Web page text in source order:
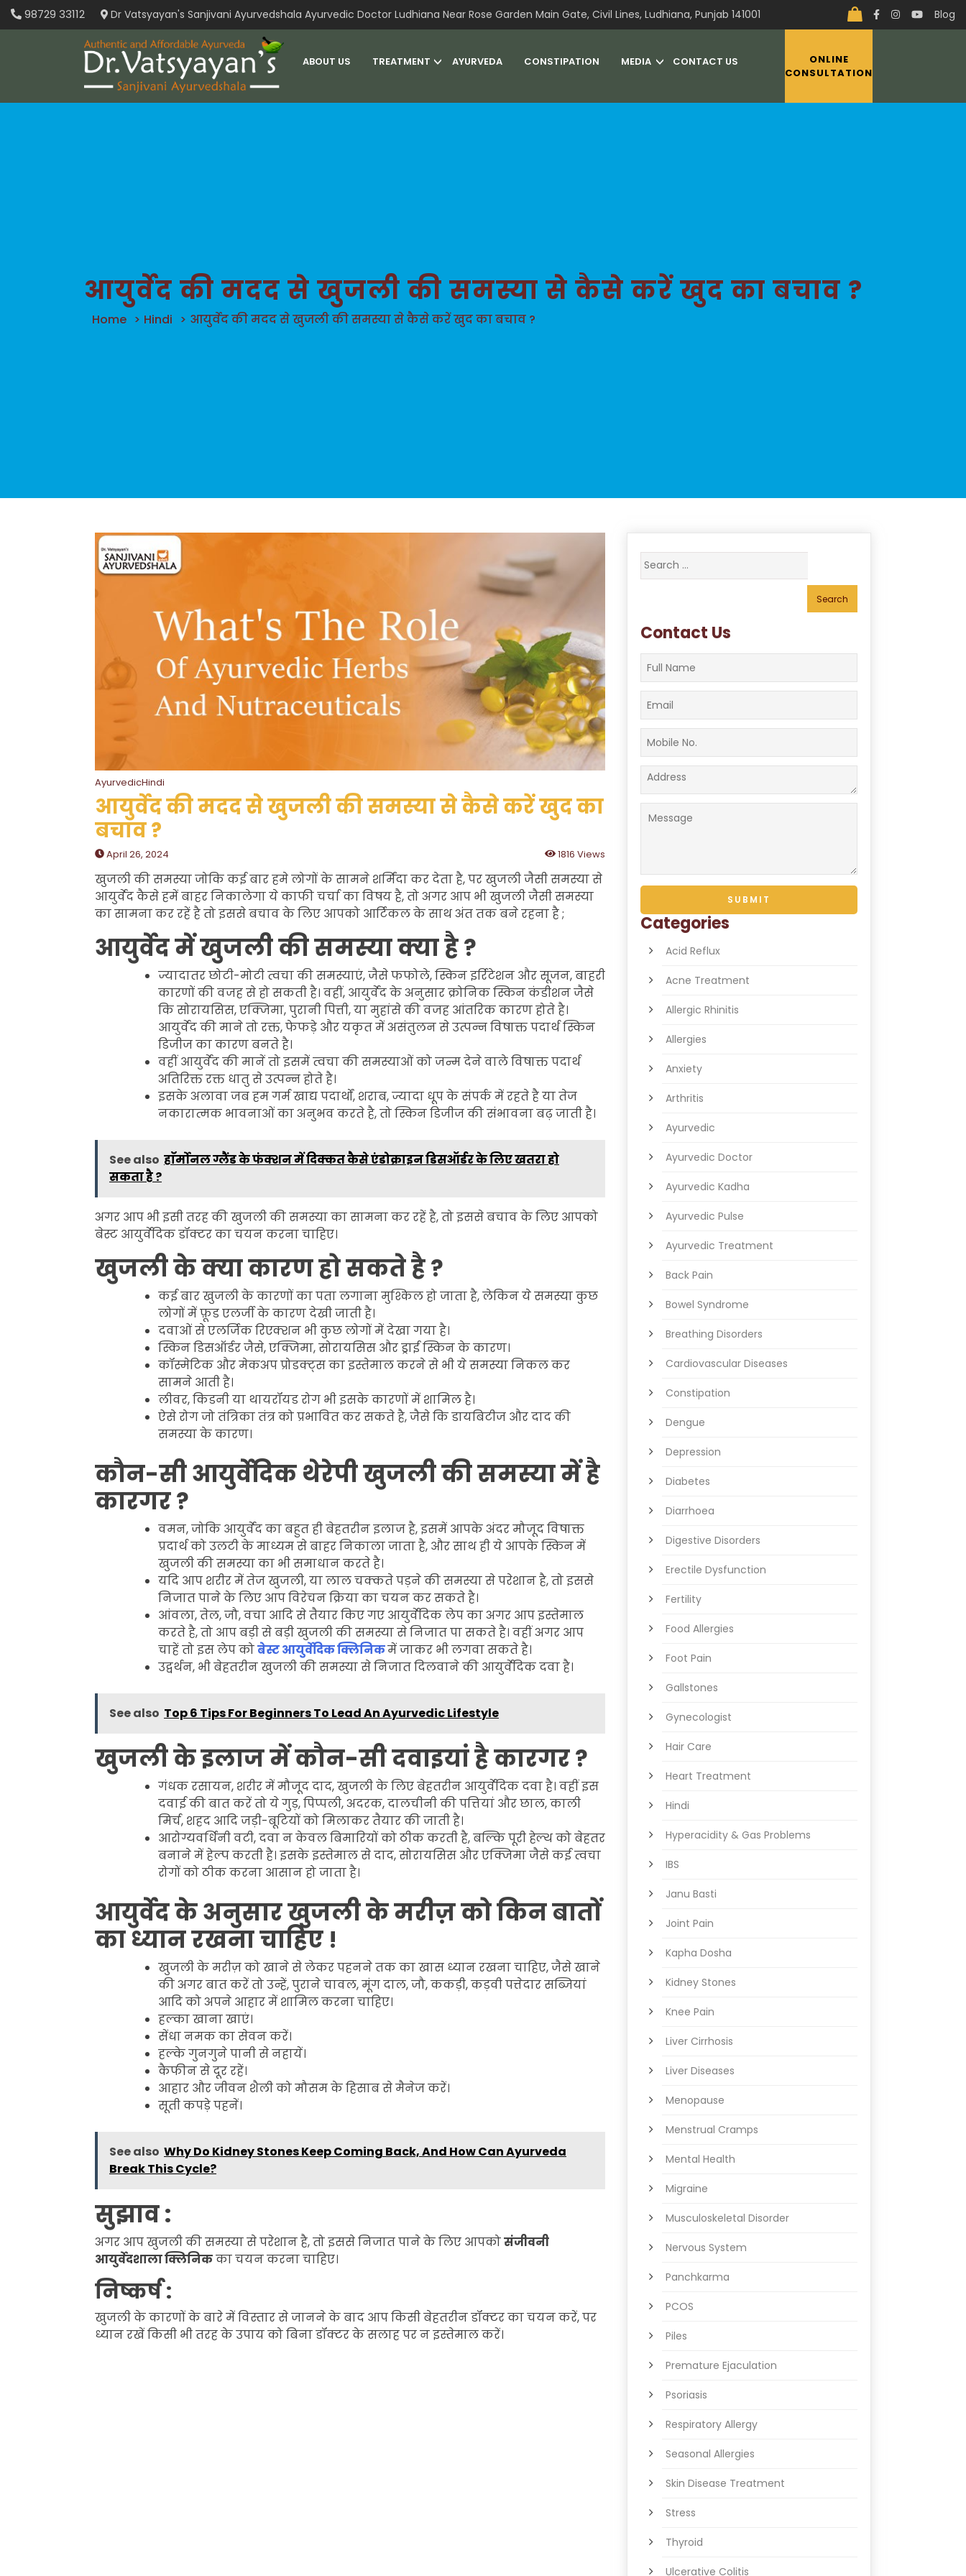
Skip
98729 33112 Dr Vatsyayan's Sanjivani Ayurvedshala Ayurvedic Doctor Ludhiana Near Rose Garden Main Gate, Civil Lines, Ludhiana, Punjab 141001 Blog
ABOUT US TREATMENT AYURVEDA CONSTIPATION MEDIA CONTACT US
ONLINE
CONSULTATION
आयुर्वेद की मदद से खुजली की समस्या से कैसे करें खुद का बचाव ?
Home > Hindi > आयुर्वेद की मदद से खुजली की समस्या से कैसे करें खुद का बचाव ?
AyurvedicHindi
आयुर्वेद की मदद से खुजली की समस्या से कैसे करें खुद का
बचाव ?
April 26, 2024 1816 Views
खुजली की समस्या जोकि कई बार हमे लोगों के सामने शर्मिंदा कर देता है, पर खुजली जैसी समस्या से
आयुर्वेद कैसे हमें बाहर निकालेगा ये काफी चर्चा का विषय है, तो अगर आप भी खुजली जैसी समस्या
का सामना कर रहें है तो इससे बचाव के लिए आपको आर्टिकल के साथ अंत तक बने रहना है ;
आयुर्वेद में खुजली की समस्या क्या है ?
ज्यादातर छोटी-मोटी त्वचा की समस्याएं, जैसे फफोले, स्किन इर्रिटेशन और सूजन, बाहरी
कारणों की वजह से हो सकती है। वहीं, आयुर्वेद के अनुसार क्रोनिक स्किन कंडीशन जैसे
कि सोरायसिस, एक्जिमा, पुरानी पित्ती, या मुहांसे की वजह आंतरिक कारण होते है।
आयुर्वेद की माने तो रक्त, फेफड़े और यकृत में असंतुलन से उत्पन्न विषाक्त पदार्थ स्किन
डिजीज का कारण बनते है।
वहीं आयुर्वेद की मानें तो इसमें त्वचा की समस्याओं को जन्म देने वाले विषाक्त पदार्थ
अतिरिक्त रक्त धातु से उत्पन्न होते है।
इसके अलावा जब हम गर्म खाद्य पदार्थों, शराब, ज्यादा धूप के संपर्क में रहते है या तेज
नकारात्मक भावनाओं का अनुभव करते है, तो स्किन डिजीज की संभावना बढ़ जाती है।
See also हाॅर्मोनल ग्लैंड के फंक्शन में दिक्कत कैसे एंडोक्राइन डिसऑर्डर के लिए खतरा हो
सकता है ?
अगर आप भी इसी तरह की खुजली की समस्या का सामना कर रहें है, तो इससे बचाव के लिए आपको
बेस्ट आयुर्वेदिक डॉक्टरका चयन करना चाहिए।
खुजली के क्या कारण हो सकते है ?
कई बार खुजली के कारणों का पता लगाना मुश्किल हो जाता है, लेकिन ये समस्या कुछ
लोगों में फ़ूड एलर्जी के कारण देखी जाती है।
दवाओं से एलर्जिक रिएक्शन भी कुछ लोगों में देखा गया है।
स्किन डिसऑर्डर जैसे, एक्जिमा, सोरायसिस और ड्राई स्किन के कारण।
कॉस्मेटिक और मेकअप प्रोडक्ट्स का इस्तेमाल करने से भी ये समस्या निकल कर
सामने आती है।
लीवर, किडनी या थायरॉयड रोग भी इसके कारणों में शामिल है।
ऐसे रोग जो तंत्रिका तंत्र को प्रभावित कर सकते है, जैसे कि डायबिटीज और दाद की
समस्या के कारण।
कौन-सी आयुर्वेदिक थेरेपी खुजली की समस्या में है
कारगर ?
वमन, जोकि आयुर्वेद का बहुत ही बेहतरीन इलाज है, इसमें आपके अंदर मौजूद विषाक्त
प्रदार्थ को उलटी के माध्यम से बाहर निकाला जाता है, और साथ ही ये आपके स्किन में
खुजली की समस्या का भी समाधान करते है।
यदि आप शरीर में तेज खुजली, या लाल चक्कते पड़ने की समस्या से परेशान है, तो इससे
निजात पाने के लिए आप विरेचन क्रिया का चयन कर सकते है।
आंवला, तेल, जौ, वचा आदि से तैयार किए गए आयुर्वेदिक लेप का अगर आप इस्तेमाल
करते है, तो आप बड़ी से बड़ी खुजली की समस्या से निजात पा सकते है। वहीं अगर आप
चाहें तो इस लेप कोबेस्ट आयुर्वेदिक क्लिनिकमें जाकर भी लगवा सकते है।
उद्वर्थन, भी बेहतरीन खुजली की समस्या से निजात दिलवाने की आयुर्वेदिक दवा है।
See also Top 6 Tips For Beginners To Lead An Ayurvedic Lifestyle
खुजली के इलाज में कौन-सी दवाइयां है कारगर ?
गंधक रसायन, शरीर में मौजूद दाद, खुजली के लिए बेहतरीन आयुर्वेदिक दवा है। वहीं इस
दवाई की बात करें तो ये गुड़, पिप्पली, अदरक, दालचीनी की पत्तियां और छाल, काली
मिर्च, शहद आदि जड़ी-बूटियों को मिलाकर तैयार की जाती है।
आरोग्यवर्धिनी वटी, दवा न केवल बिमारियों को ठीक करती है, बल्कि पूरी हेल्थ को बेहतर
बनाने में हेल्प करती है। इसके इस्तेमाल से दाद, सोरायसिस और एक्जिमा जैसे कई त्वचा
रोगों को ठीक करना आसान हो जाता है।
आयुर्वेद के अनुसार खुजली के मरीज़ को किन बातों
का ध्यान रखना चाहिए !
खुजली के मरीज़ को खाने से लेकर पहनने तक का खास ध्यान रखना चाहिए, जैसे खाने
की अगर बात करें तो उन्हें, पुराने चावल, मूंग दाल, जौ, ककड़ी, कड़वी पत्तेदार सब्जियां
आदि को अपने आहार में शामिल करना चाहिए।
हल्का खाना खाएं।
सेंधा नमक का सेवन करें।
हल्के गुनगुने पानी से नहायें।
कैफीन से दूर रहें।
आहार और जीवन शैली को मौसम के हिसाब से मैनेज करें।
सूती कपड़े पहनें।
See also Why Do Kidney Stones Keep Coming Back, And How Can Ayurveda
Break This Cycle?
सुझाव :
अगर आप खुजली की समस्या से परेशान है, तो इससे निजात पाने के लिए आपकोसंजीवनी
आयुर्वेदशाला क्लिनिकका चयन करना चाहिए।
निष्कर्ष :
खुजली के कारणों के बारे में विस्तार से जानने के बाद आप किसी बेहतरीन डॉक्टर का चयन करें, पर
ध्यान रखें किसी भी तरह के उपाय को बिना डॉक्टर के सलाह पर न इस्तेमाल करें।
Search
for:
Contact Us
Categories
Acid Reflux
Acne Treatment
Allergic Rhinitis
Allergies
Anxiety
Arthritis
Ayurvedic
Ayurvedic Doctor
Ayurvedic Kadha
Ayurvedic Pulse
Ayurvedic Treatment
Back Pain
Bowel Syndrome
Breathing Disorders
Cardiovascular Diseases
Constipation
Dengue
Depression
Diabetes
Diarrhoea
Digestive Disorders
Erectile Dysfunction
Fertility
Food Allergies
Foot Pain
Gallstones
Gynecologist
Hair Care
Heart Treatment
Hindi
Hyperacidity & Gas Problems
IBS
Janu Basti
Joint Pain
Kapha Dosha
Kidney Stones
Knee Pain
Liver Cirrhosis
Liver Diseases
Menopause
Menstrual Cramps
Mental Health
Migraine
Musculoskeletal Disorder
Nervous System
Panchkarma
PCOS
Piles
Premature Ejaculation
Psoriasis
Respiratory Allergy
Seasonal Allergies
Skin Disease Treatment
Stress
Thyroid
Ulcerative Colitis